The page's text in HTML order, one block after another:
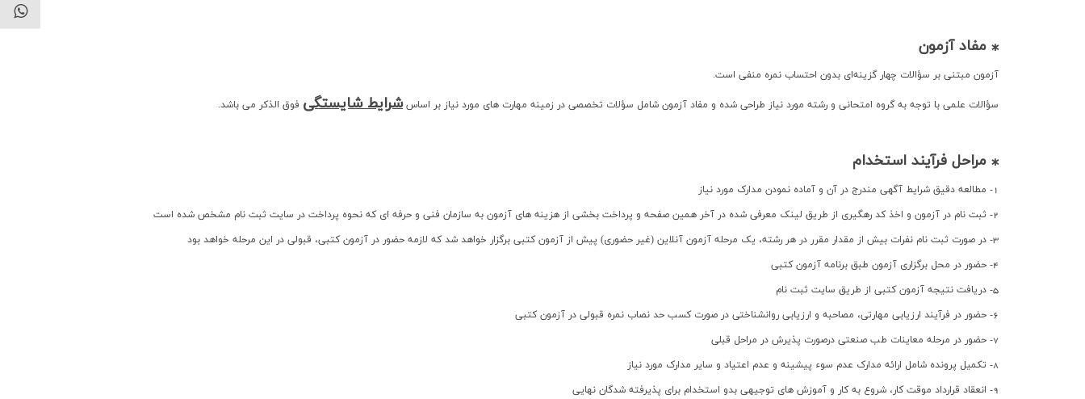
⁎ مفاد آزمون
آزمون مبتني بر سؤالات چهار گزینه‌اي بدون احتساب نمره منفي است.
سؤالات علمی با توجه به گروه امتحاني و رشته مورد نياز طراحي شده و مفاد آزمون شامل سؤلات تخصصی در زمینه مهارت های مورد نیاز بر اساسشرایط شایستگی فوق الذکر می باشد.
⁎ مراحل فرآیند استخدام
1- مطالعه دقيق شرایط آگهي مندرج در آن و آماده نمودن مدارک مورد نياز
2- ثبت نام در آزمون و اخذ كد رهگيري از طریق لینک معرفی شده در آخر همین صفحه و پرداخت بخشی از هزینه های آزمون به سازمان فنی و حرفه ای که نحوه پرداخت در سایت ثبت نام مشخص شده است
3- در صورت ثبت نام نفرات بیش از مقدار مقرر در هر رشته، یک مرحله آزمون آنلاین (غیر حضوری) پیش از آزمون کتبی برگزار خواهد شد که لازمه حضور در آزمون کتبی، قبولی در این مرحله خواهد بود
4- حضور در محل برگزاري آزمون طبق برنامه آزمون كتبي
5- دریافت نتيجه آزمون كتبي از طریق سایت ثبت نام
6- حضور در فرآیند ارزیابي مهارتي، مصاحبه و ارزیابی روانشناختی در صورت کسب حد نصاب نمره قبولی در آزمون كتبي
7- حضور در مرحله معاینات طب صنعتي درصورت پذیرش در مراحل قبلي
8- تکميل پرونده شامل ارائه مدارک عدم سوء پيشينه و عدم اعتیاد و سایر مدارک مورد نياز
9- انعقاد قرارداد موقت كار، شروع به كار و آموزش هاي توجيهي بدو استخدام براي پذیرفته شدگان نهایي